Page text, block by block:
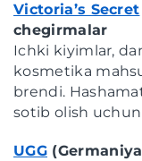
Victoria’s Secret
chegirmalar
Ichki kiyimlar,
kosmetika
brendi.
sotib olish
UGG